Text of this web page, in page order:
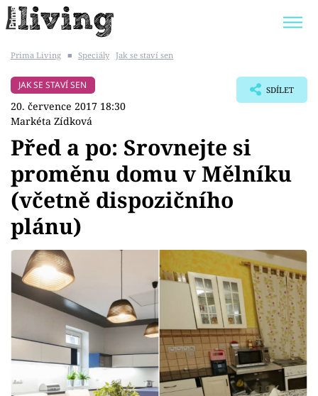
BYDLENÍ SLAVNÝCH
Témata
Bydlení
Zahrada
Design
Sledujte prima+
Přihlášení
Prima Living ■ Speciály Jak se staví sen
JAK SE STAVÍ SEN
20. července 2017 18:30
Markéta Zídková
SDÍLET
Před a po: Srovnejte si
proměnu domu v Mělníku
(včetně dispozičního
plánu)